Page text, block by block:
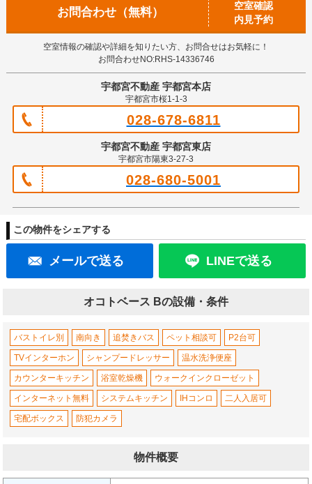
お問合わせ（無料）
空室確認
内見予約
空室情報の確認や詳細を知りたい方、お問合せはお気軽に！
お問合わせNO:RHS-14336746
宇都宮不動産 宇都宮本店
宇都宮市桜1-1-3
028-678-6811
宇都宮不動産 宇都宮東店
宇都宮市陽東3-27-3
028-680-5001
この物件をシェアする
メールで送る LINEで送る
オコトベース Bの設備・条件
バストイレ別 南向き 追焚きバス ペット相談可 P2台可
TVインターホン シャンプードレッサー 温水洗浄便座
カウンターキッチン 浴室乾燥機 ウォークインクローゼット
インターネット無料 システムキッチン IHコンロ 二人入居可
宅配ボックス 防犯カメラ
物件概要